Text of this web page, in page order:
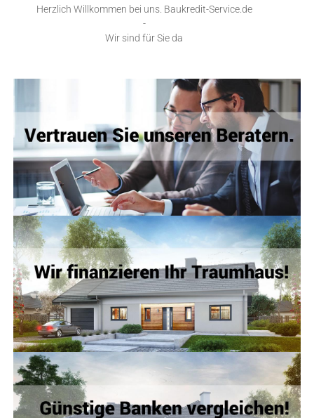
Herzlich Willkommen bei uns. Baukredit-Service.de
-
Wir sind für Sie da